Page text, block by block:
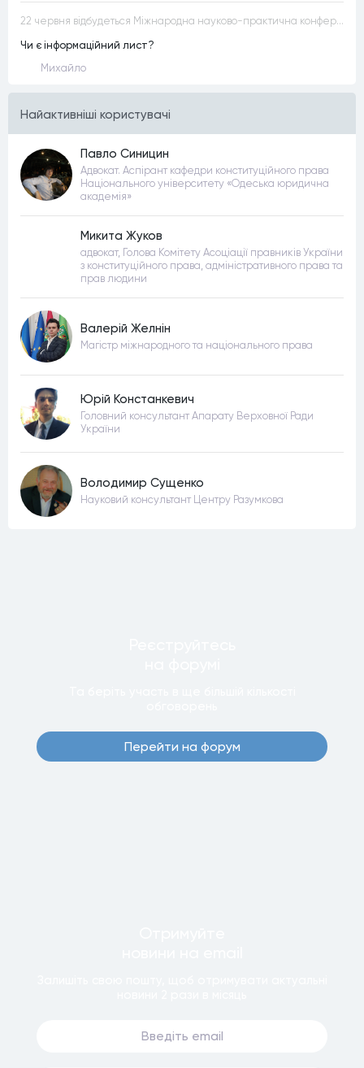
22 червня відбудеться Міжнародна науково-практична конференція “Конституційна демократія в умовах загроз територіальній цілісності та національній безпеці”
Чи є інформаційний лист?
Михайло
Найактивнiшi користувачi
Павло Синицин
Адвокат. Аспірант кафедри конституційного права
Національного університету «Одеська юридична
академія»
Микита Жуков
адвокат, Голова Комітету Асоціації правників України
з конституційного права, адміністративного права та
прав людини
Валерій Желнін
Магістр міжнародного та національного права
Юрій Констанкевич
Головний консультант Апарату Верховної Ради
України
Володимир Сущенко
Науковий консультант Центру Разумкова
Перейти на форум